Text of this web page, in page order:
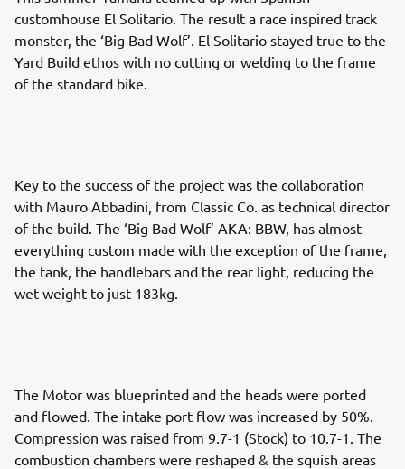
customhouse El Solitario. The result a race inspired track
monster, the ‘Big Bad Wolf’. El Solitario stayed true to the
Yard Build ethos with no cutting or welding to the frame
of the standard bike.
Key to the success of the project was the collaboration
with Mauro Abbadini, from Classic Co. as technical director
of the build. The ‘Big Bad Wolf’ AKA: BBW, has almost
everything custom made with the exception of the frame,
the tank, the handlebars and the rear light, reducing the
wet weight to just 183kg.
The Motor was blueprinted and the heads were ported
and flowed. The intake port flow was increased by 50%.
Compression was raised from 9.7-1 (Stock) to 10.7-1. The
combustion chambers were reshaped & the squish areas